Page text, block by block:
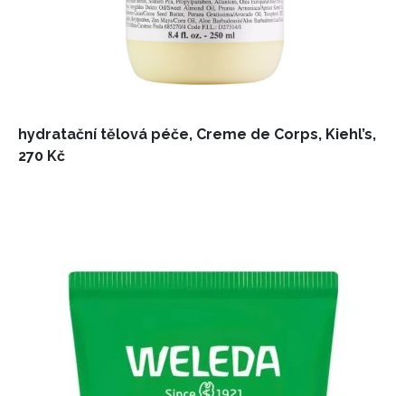
hydratační tělová péče, Creme de Corps, Kiehl’s,
270 Kč